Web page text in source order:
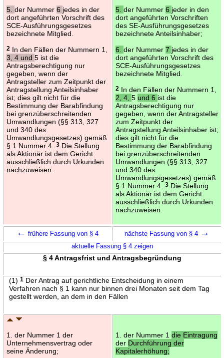
5. der Nummer 6 jedes in der
dort angeführten Vorschrift des
SCE-Ausführungsgesetzes
bezeichnete Mitglied.
2In den Fällen der Nummern 1,
3, 4 und 5 ist die
Antragsberechtigung nur
gegeben, wenn der
Antragsteller zum Zeitpunkt der
Antragstellung Anteilsinhaber
ist; dies gilt nicht für die
Bestimmung der Barabfindung
bei grenzüberschreitenden
Umwandlungen (§§ 313, 327
und 340 des
Umwandlungsgesetzes) gemäß
§ 1 Nummer 4.
3Die Stellung
als Aktionär ist dem Gericht
ausschließlich durch Urkunden
nachzuweisen.
5. der Nummer 6 jeder in den
dort angeführten Vorschriften
des SE-Ausführungsgesetzes
bezeichnete Anteilsinhaber;
6. der Nummer 7 jedes in der
dort angeführten Vorschrift des
SCE-Ausführungsgesetzes
bezeichnete Mitglied.
2In den Fällen der Nummern 1,
2, 4, 5 und 6 ist die
Antragsberechtigung nur
gegeben, wenn der Antragsteller
zum Zeitpunkt der
Antragstellung Anteilsinhaber ist;
dies gilt nicht für die
Bestimmung der Barabfindung
bei grenzüberschreitenden
Umwandlungen (§§ 313, 327
und 340 des
Umwandlungsgesetzes) gemäß
§ 1 Nummer 4.
3Die Stellung
als Aktionär ist dem Gericht
ausschließlich durch Urkunden
nachzuweisen.
← frühere Fassung von § 4 nächste Fassung von § 4 →
aktuelle Fassung § 4 zeigen
§ 4 Antragsfrist und Antragsbegründung
(1) 1Der Antrag auf gerichtliche Entscheidung in einem
Verfahren nach § 1 kann nur binnen drei Monaten seit dem Tag
gestellt werden, an dem in den Fällen
1. der Nummer 1 der
Unternehmensvertrag oder
seine Änderung;
1. der Nummer 1 die Eintragung
der Durchführung der
Kapitalerhöhung;